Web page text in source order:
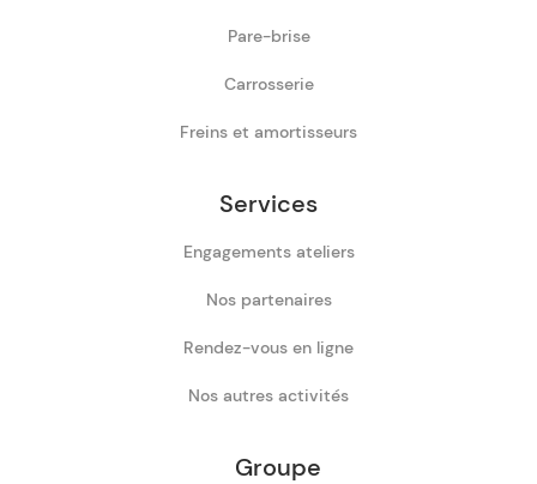
Pare-brise
Carrosserie
Freins et amortisseurs
Services
Engagements ateliers
Nos partenaires
Rendez-vous en ligne
Nos autres activités
Groupe